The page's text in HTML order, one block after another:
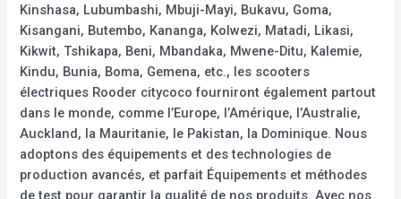
Kinshasa, Lubumbashi, Mbuji-Mayi, Bukavu, Goma,
Kisangani, Butembo, Kananga, Kolwezi, Matadi, Likasi,
Kikwit, Tshikapa, Beni, Mbandaka, Mwene-Ditu, Kalemie,
Kindu, Bunia, Boma, Gemena, etc., les scooters
électriques Rooder citycoco fourniront également partout
dans le monde, comme l’Europe, l’Amérique, l’Australie,
Auckland, la Mauritanie, le Pakistan, la Dominique. Nous
adoptons des équipements et des technologies de
production avancés, et parfait Équipements et méthodes
de test pour garantir la qualité de nos produits. Avec nos